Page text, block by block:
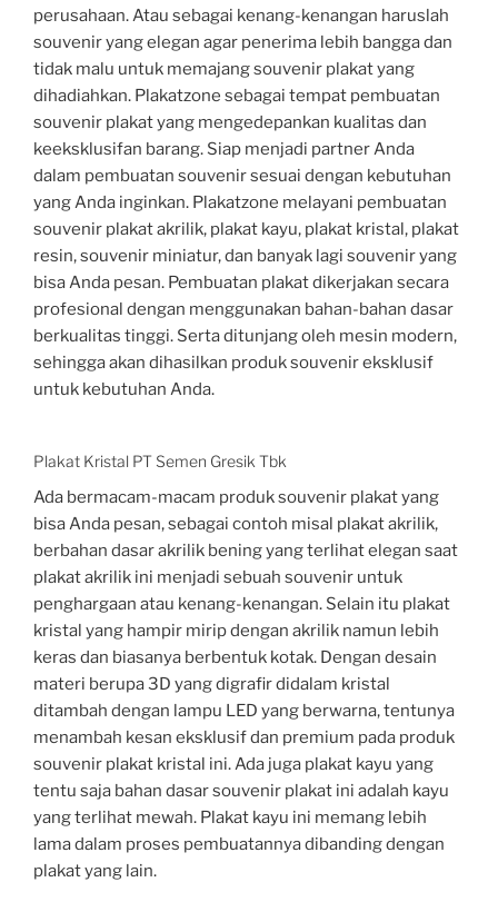
perusahaan. Atau sebagai kenang-kenangan haruslah
souvenir yang elegan agar penerima lebih bangga dan
tidak malu untuk memajang souvenir plakat yang
dihadiahkan. Plakatzone sebagai tempat pembuatan
souvenir plakat yang mengedepankan kualitas dan
keeksklusifan barang. Siap menjadi partner Anda
dalam pembuatan souvenir sesuai dengan kebutuhan
yang Anda inginkan. Plakatzone melayani pembuatan
souvenir plakat akrilik, plakat kayu, plakat kristal, plakat
resin, souvenir miniatur, dan banyak lagi souvenir yang
bisa Anda pesan. Pembuatan plakat dikerjakan secara
profesional dengan menggunakan bahan-bahan dasar
berkualitas tinggi. Serta ditunjang oleh mesin modern,
sehingga akan dihasilkan produk souvenir eksklusif
untuk kebutuhan Anda.
Plakat Kristal PT Semen Gresik Tbk
Ada bermacam-macam produk souvenir plakat yang
bisa Anda pesan, sebagai contoh misal plakat akrilik,
berbahan dasar akrilik bening yang terlihat elegan saat
plakat akrilik ini menjadi sebuah souvenir untuk
penghargaan atau kenang-kenangan. Selain itu plakat
kristal yang hampir mirip dengan akrilik namun lebih
keras dan biasanya berbentuk kotak. Dengan desain
materi berupa 3D yang digrafir didalam kristal
ditambah dengan lampu LED yang berwarna, tentunya
menambah kesan eksklusif dan premium pada produk
souvenir plakat kristal ini. Ada juga plakat kayu yang
tentu saja bahan dasar souvenir plakat ini adalah kayu
yang terlihat mewah. Plakat kayu ini memang lebih
lama dalam proses pembuatannya dibanding dengan
plakat yang lain.